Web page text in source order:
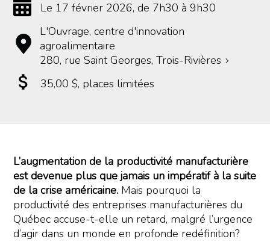
Le 17 février 2026, de 7h30 à 9h30
L'Ouvrage, centre d'innovation
agroalimentaire
280, rue Saint Georges, Trois-Rivières
35,00 $, places limitées
L’augmentation de la productivité manufacturière
est devenue plus que jamais un impératif à la suite
de la crise américaine. Mais pourquoi la
productivité des entreprises manufacturières du
Québec accuse-t-elle un retard, malgré l’urgence
d’agir dans un monde en profonde redéfinition?